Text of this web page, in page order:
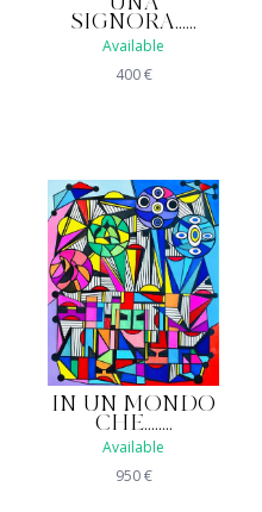
SIGNORA......
Available
400€
IN UN MONDO
CHE........
Available
950€